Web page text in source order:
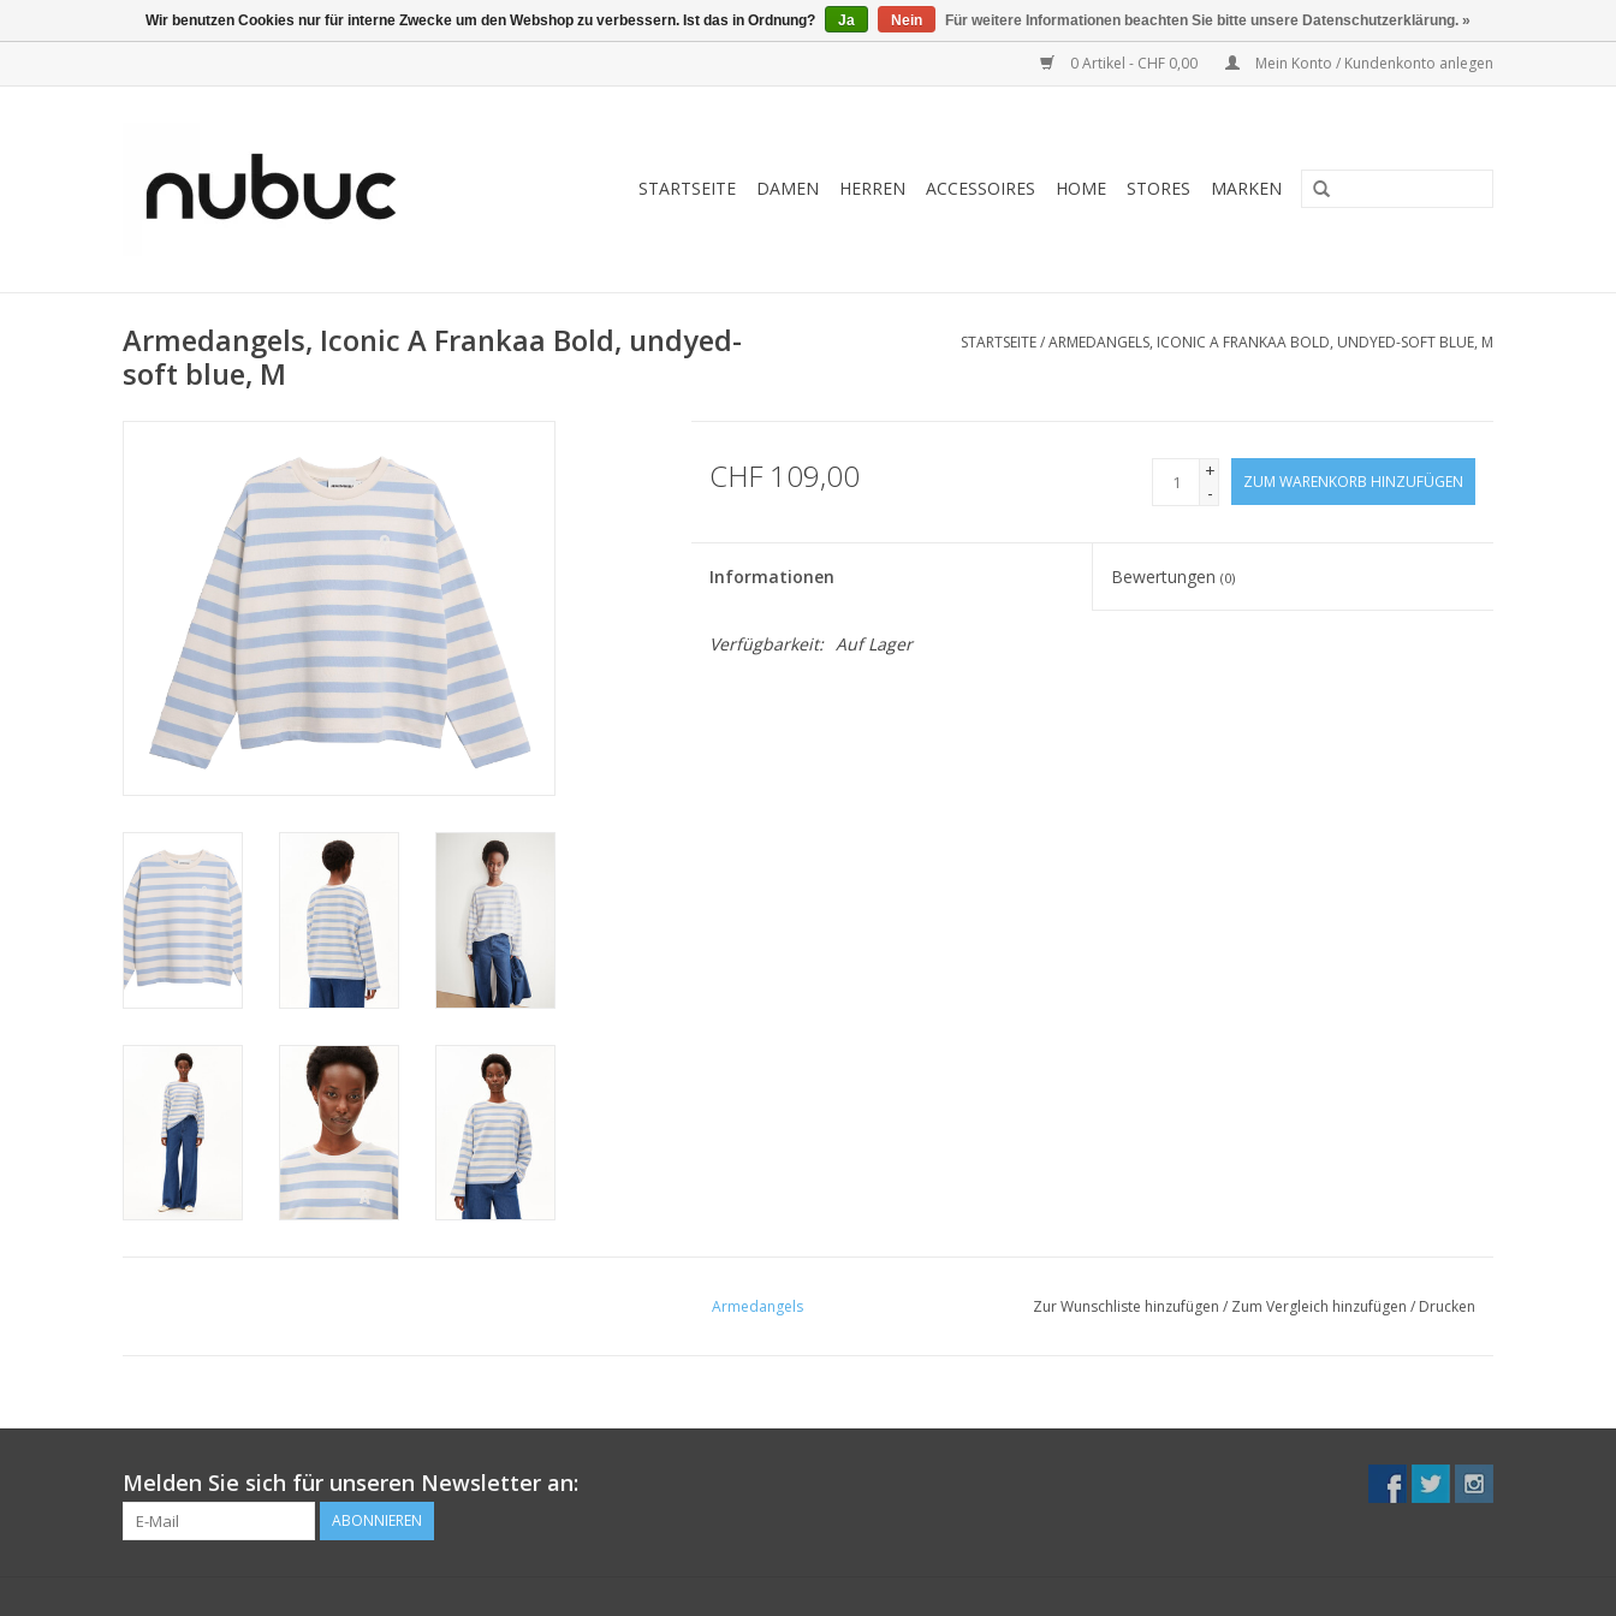
0 Artikel - CHF 0,00 Mein Konto / Kundenkonto anlegen
STARTSEITE DAMEN HERREN ACCESSOIRES HOME STORES MARKEN
Armedangels, Iconic A Frankaa Bold, undyed-
soft blue, M
STARTSEITE/ARMEDANGELS, ICONIC A FRANKAA BOLD, UNDYED-SOFT BLUE, M
CHF 109,00
+
-
ZUM WARENKORB HINZUFÜGEN
Informationen Bewertungen(0)
Verfügbarkeit: Auf Lager
Armedangels Zur Wunschliste hinzufügen / Zum Vergleich hinzufügen / Drucken
Melden Sie sich für unseren Newsletter an:
ABONNIEREN
Wir benutzen Cookies nur für interne Zwecke um den Webshop zu verbessern. Ist das in Ordnung? Ja Nein Für weitere Informationen beachten Sie bitte unsere Datenschutzerklärung. »